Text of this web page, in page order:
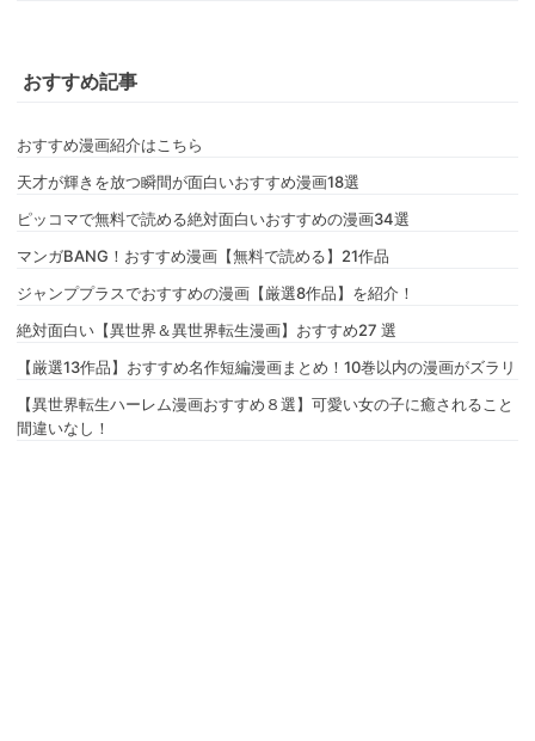
おすすめ記事
おすすめ漫画紹介はこちら
天才が輝きを放つ瞬間が面白いおすすめ漫画18選
ピッコマで無料で読める絶対面白いおすすめの漫画34選
マンガBANG！おすすめ漫画【無料で読める】21作品
ジャンププラスでおすすめの漫画【厳選8作品】を紹介！
絶対面白い【異世界＆異世界転生漫画】おすすめ27 選
【厳選13作品】おすすめ名作短編漫画まとめ！10巻以内の漫画がズラリ
【異世界転生ハーレム漫画おすすめ８選】可愛い女の子に癒されること
間違いなし！